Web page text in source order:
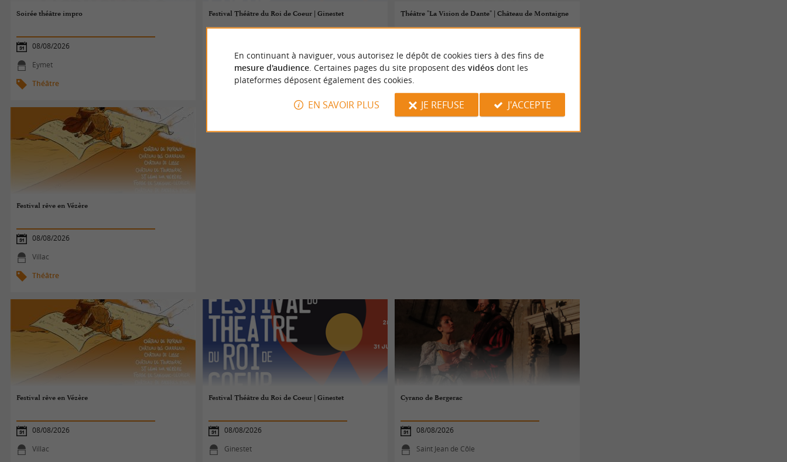
Soirée théâtre impro
08/08/2026
Eymet
Théâtre
Festival Théâtre du Roi de Coeur | Ginestet
Ginestet
Théâtre
Théâtre "La Vision de Dante" | Château de Montaigne
Saint Michel de Montaigne
Festival rêve en Vézère
08/08/2026
Villac
Théâtre
Festival rêve en Vézère
08/08/2026
Villac
Festival Théâtre du Roi de Coeur | Ginestet
08/08/2026
Ginestet
Cyrano de Bergerac
08/08/2026
Saint Jean de Côle
En continuant à naviguer, vous autorisez le dépôt de cookies tiers à des fins de
mesure d'audience. Certaines pages du site proposent des vidéosdont les
plateformes déposent également des cookies.
EN SAVOIR PLUS JE REFUSE J'ACCEPTE